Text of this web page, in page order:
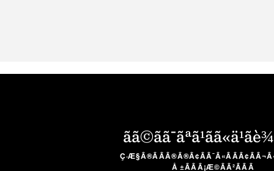
Å ±ÃÃÃ¡Æ©ÃÃ²ÃÃÃ